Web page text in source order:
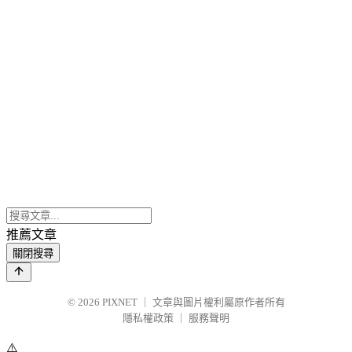
推薦文章
關閉搜尋
© 2026 PIXNET
文章與圖片權利屬原作者所有
隱私權政策
服務聲明
⚠️